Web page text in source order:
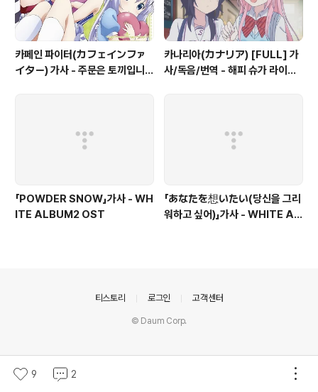
카페인 파이터(カフェインファ
イター) 가사 - 주문은 토끼입니까
카나리아(カナリア) [FULL] 가
사/독음/번역 - 해피 슈가 라이프
「POWDER SNOW」가사 - WH
ITE ALBUM2 OST
「あなたを想いたい(당신을 그리
워하고 싶어)」가사 - WHITE AL
9 2
티스토리 로그인 고객센터
© Daum Corp.